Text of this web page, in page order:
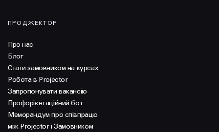
ПРОДЖЕКТОР
Про нас
Блог
Стати замовником на курсах
Робота в Projector
Запропонувати вакансію
Профорієнтаційний бот
Меморандум про співпрацю
між Projector і Замовником